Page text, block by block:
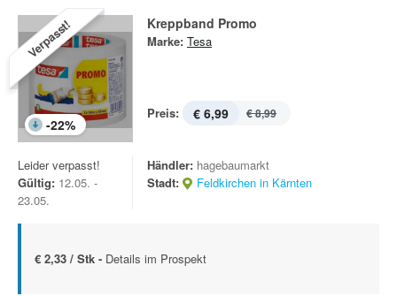
Verpasst!
-22%
Kreppband Promo
Marke: Tesa
Preis: € 6,99 € 8,99
Leider verpasst!
Gültig: 12.05. -
23.05.
Händler: hagebaumarkt
Stadt:
Feldkirchen in Kärnten
€ 2,33 / Stk - Details im Prospekt